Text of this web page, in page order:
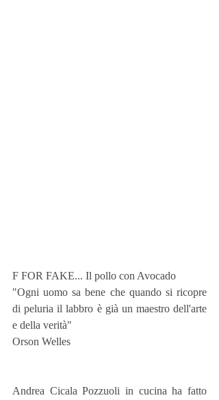
F FOR FAKE... Il pollo con Avocado
"Ogni uomo sa bene che quando si ricopre
di peluria il labbro è già un maestro dell'arte
e della verità"
Orson Welles
Andrea Cicala Pozzuoli in cucina ha fatto